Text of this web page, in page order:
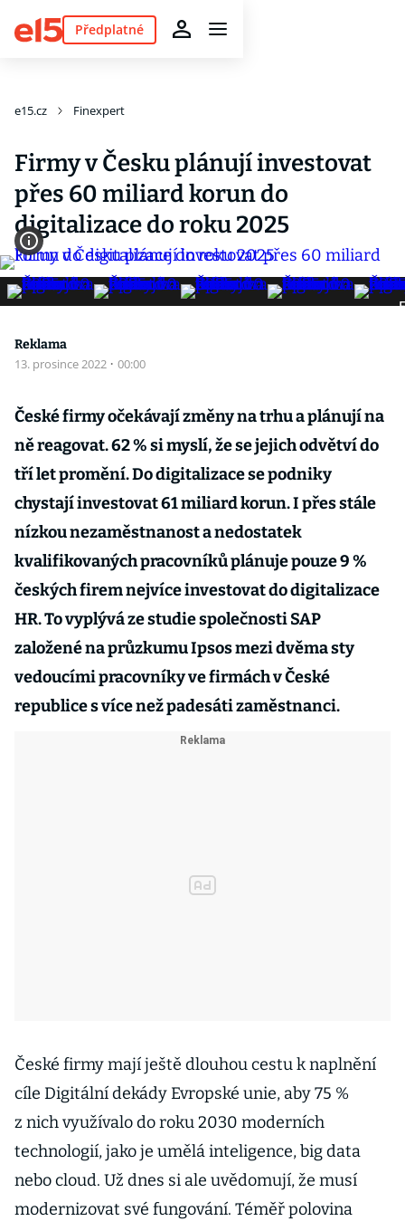
Předplatné
e15.cz Finexpert
Firmy v Česku plánují investovat
přes 60 miliard korun do
digitalizace do roku 2025
Reklama
13. prosince 2022 · 00:00
České firmy očekávají změny na trhu a plánují na
ně reagovat. 62 % si myslí, že se jejich odvětví do
tří let promění. Do digitalizace se podniky
chystají investovat 61 miliard korun. I přes stále
nízkou nezaměstnanost a nedostatek
kvalifikovaných pracovníků plánuje pouze 9 %
českých firem nejvíce investovat do digitalizace
HR. To vyplývá ze studie společnosti SAP
založené na průzkumu Ipsos mezi dvěma sty
vedoucími pracovníky ve firmách v České
republice s více než padesáti zaměstnanci.
České firmy mají ještě dlouhou cestu k naplnění
cíle Digitální dekády Evropské unie, aby 75 %
z nich využívalo do roku 2030 moderních
technologií, jako je umělá inteligence, big data
nebo cloud. Už dnes si ale uvědomují, že musí
modernizovat své fungování. Téměř polovina